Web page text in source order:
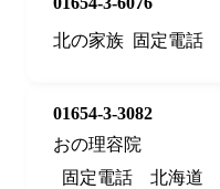
北の家族 固定電話
01654-3-3082
おの理容院
固定電話
北海道